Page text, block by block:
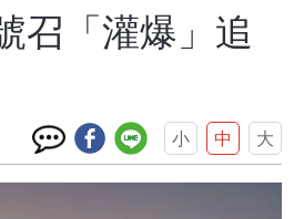
召「灌爆」追
小 中 大